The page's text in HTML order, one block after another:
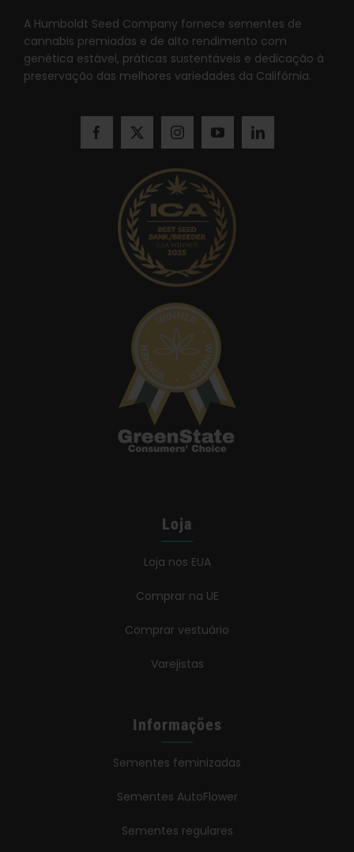
A Humboldt Seed Company fornece sementes de
cannabis premiadas e de alto rendimento com
genética estável, práticas sustentáveis e dedicação à
preservação das melhores variedades da Califórnia.
Loja
Loja nos EUA
Comprar na UE
Comprar vestuário
Varejistas
Informações
Sementes feminizadas
Sementes AutoFlower
Sementes regulares